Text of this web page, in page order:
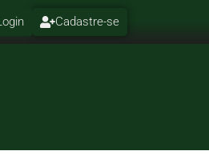
Cadastre-se